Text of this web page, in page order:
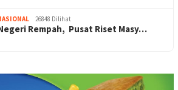
26848 Dilihat
Rempah, Pusat Riset Masy…